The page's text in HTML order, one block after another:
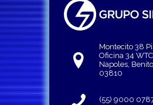
Montecito 38
Oficina 34 WTC
Napoles,
03810
(55) 9000